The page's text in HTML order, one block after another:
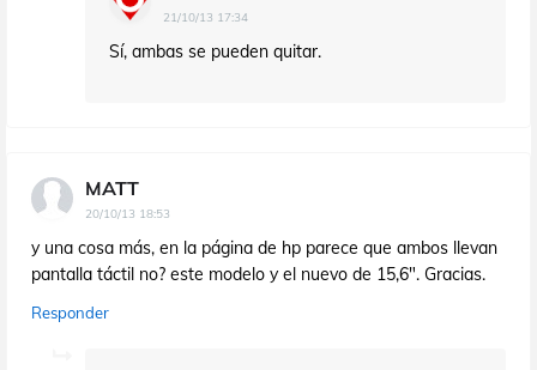
21/10/13 17:34
Sí, ambas se pueden quitar.
MATT
20/10/13 18:53
y una cosa más, en la página de hp parece que ambos llevan
pantalla táctil no? este modelo y el nuevo de 15,6". Gracias.
Responder